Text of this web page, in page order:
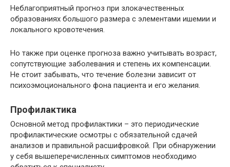
Неблагоприятный прогноз при злокачественных
образованиях большого размера с элементами ишемии и
локального кровотечения.
Но также при оценке прогноза важно учитывать возраст,
сопутствующие заболевания и степень их компенсации.
Не стоит забывать, что течение болезни зависит от
психоэмоционального фона пациента и его желания.
Профилактика
Основной метод профилактики – это периодические
профилактические осмотры с обязательной сдачей
анализов и правильной расшифровкой. При обнаружении
у себя вышеперечисленных симптомов необходимо